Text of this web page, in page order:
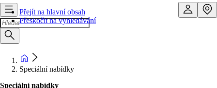
Přejít na hlavní obsah
Přeskočit na vyhledávání
Speciální nabídky
Speciální nabídky